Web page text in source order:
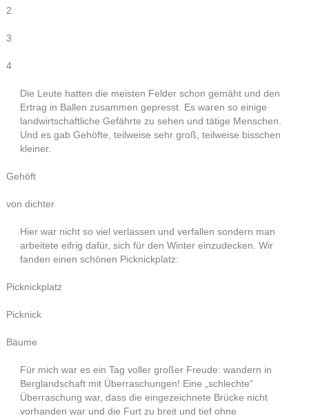
2
3
4
Die Leute hatten die meisten Felder schon gemäht und den
Ertrag in Ballen zusammen gepresst. Es waren so einige
landwirtschaftliche Gefährte zu sehen und tätige Menschen.
Und es gab Gehöfte, teilweise sehr groß, teilweise bisschen
kleiner.
Gehöft
von dichter
Hier war nicht so viel verlassen und verfallen sondern man
arbeitete eifrig dafür, sich für den Winter einzudecken. Wir
fanden einen schönen Picknickplatz:
Picknickplatz
Picknick
Bäume
Für mich war es ein Tag voller großer Freude: wandern in
Berglandschaft mit Überraschungen! Eine „schlechte“
Überraschung war, dass die eingezeichnete Brücke nicht
vorhanden war und die Furt zu breit und tief ohne